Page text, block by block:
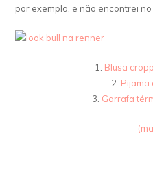
por exemplo, e não encontrei no
1. Blusa
2. Pijama
3. Garrafa